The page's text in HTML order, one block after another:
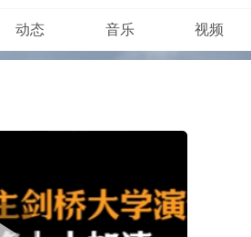
动态 音乐 视频